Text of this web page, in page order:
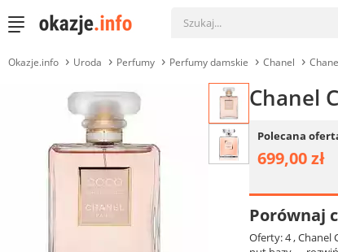
Okazje.info Uroda Perfumy Perfumy damskie Chanel
Chanel
Polecana
699,00 zł
Porównaj
Oferty: 4, Chanel